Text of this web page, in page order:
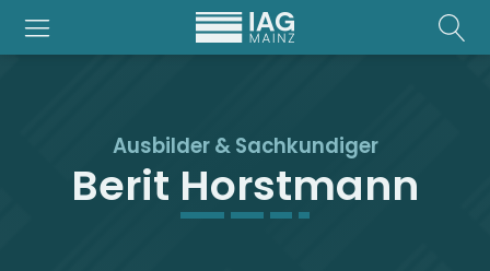
Ausbilder& Sachkundiger
Berit Horstmann